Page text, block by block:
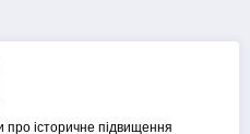
про історичне підвищення